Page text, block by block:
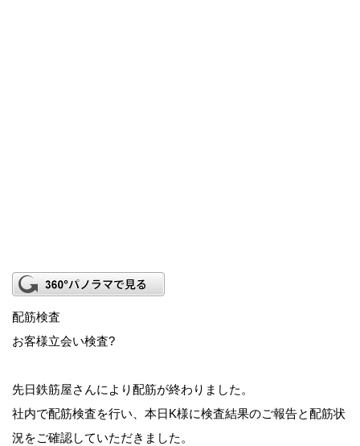
配筋検査
お客様立会い検査?
先日鉄筋屋さんにより配筋が終わりました。
社内で配筋検査を行い、本日K様に検査結果のご報告と配筋状
況をご確認していただきました。